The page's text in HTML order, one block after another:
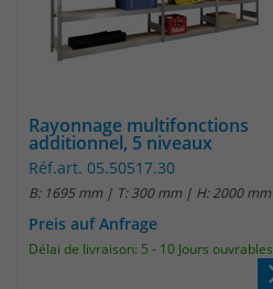
Rayonnage multifonctions
additionnel, 5 niveaux
Réf.art. 05.50517.30
B: 1695 mm | T: 300 mm | H: 2000 mm
Preis auf Anfrage
Délai de livraison: 5 - 10 Jours ouvrables